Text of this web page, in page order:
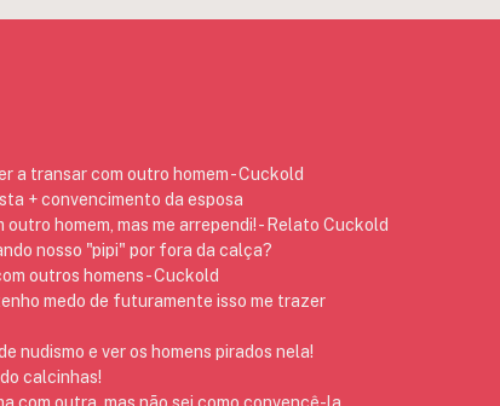
a transar com outro homem - Cuckold
+ convencimento da esposa
homem, mas me arrependi! - Relato Cuckold
nosso "pipi" por fora da calça?
outros homens - Cuckold
medo de futuramente isso me trazer
nudismo e ver os homens pirados nela!
calcinhas!
com outra, mas não sei como convencê-la